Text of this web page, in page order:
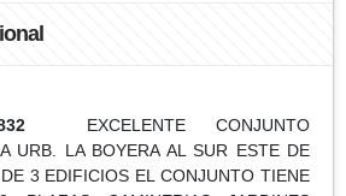
EXCELENTE CONJUNTO
URB. LA BOYERA AL SUR ESTE DE
3 EDIFICIOS EL CONJUNTO TIENE